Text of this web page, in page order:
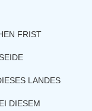
FRIST
LANDES
DIESEM